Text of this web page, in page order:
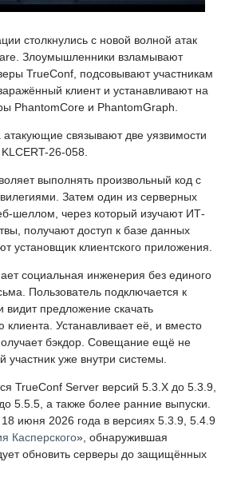
столкнулись с новой волной атак
Злоумышленники взламывают
TrueConf, подсовывают участникам
клиент и устанавливают на
PhantomCore и PhantomGraph.
атакующие связывают две уязвимости
26-058.
выполнять произвольный код с
Затем один из серверных
шеллом, через который изучают ИТ-
получают доступ к базе данных
установщик клиентского приложения.
социальная инженерия без единого
Пользователь подключается к
предложение скачать
Устанавливает её, и вместо
бэкдор. Совещание ещё не
участник уже внутри системы.
TrueConf Server версий 5.3.X до 5.3.9,
5.5.5, а также более ранние выпуски.
июня 2026 года в версиях 5.3.9, 5.4.9
Касперского», обнаружившая
обновить серверы до защищённых